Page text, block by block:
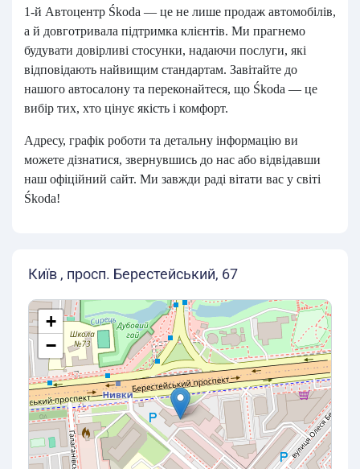
1-й Автоцентр Śkoda — це не лише продаж автомобілів,
а й довготривала підтримка клієнтів. Ми прагнемо
будувати довірливі стосунки, надаючи послуги, які
відповідають найвищим стандартам. Завітайте до
нашого автосалону та переконайтеся, що Śkoda — це
вибір тих, хто цінує якість і комфорт.
Адресу, графік роботи та детальну інформацію ви
можете дізнатися, звернувшись до нас або відвідавши
наш офіційний сайт. Ми завжди раді вітати вас у світі
Śkoda!
Київ , просп. Берестейський, 67
+
−